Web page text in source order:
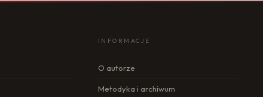
INFORMACJE
O autorze
Metodyka i archiwum